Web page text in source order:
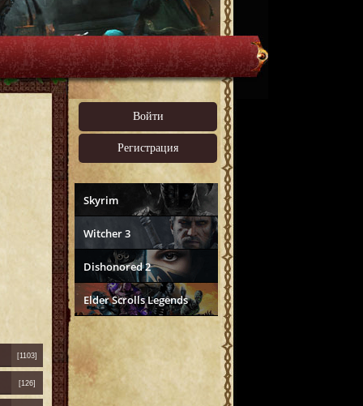
Войти
Регистрация
Skyrim
Witcher 3
Dishonored 2
Elder Scrolls Legends
[1103]
[126]